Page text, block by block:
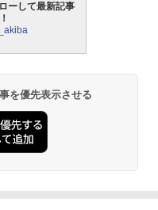
ーして最新記事
を優先表示させる